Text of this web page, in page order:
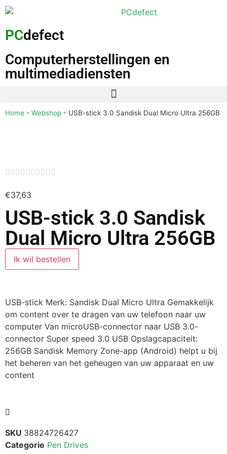
PCdefect
Computerherstellingen en
multimediadiensten
Home - Webshop - USB-stick 3.0 Sandisk Dual Micro Ultra 256GB
         
€37,63
USB-stick 3.0 Sandisk
Dual Micro Ultra 256GB
Ik wil bestellen
USB-stick Merk: Sandisk Dual Micro Ultra Gemakkelijk
om content over te dragen van uw telefoon naar uw
computer Van microUSB-connector naar USB 3.0-
connector Super speed 3.0 USB Opslagcapaciteit:
256GB Sandisk Memory Zone-app (Android) helpt u bij
het beheren van het geheugen van uw apparaat en uw
content
SKU 38824726427
Categorie Pen Drives